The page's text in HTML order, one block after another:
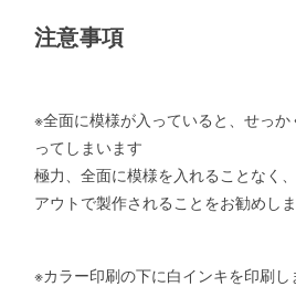
注意事項
※全面に模様が入っていると、せっ
ってしまいます
極力、全面に模様を入れることなく
アウトで製作されることをお勧めし
※カラー印刷の下に白インキを印刷し